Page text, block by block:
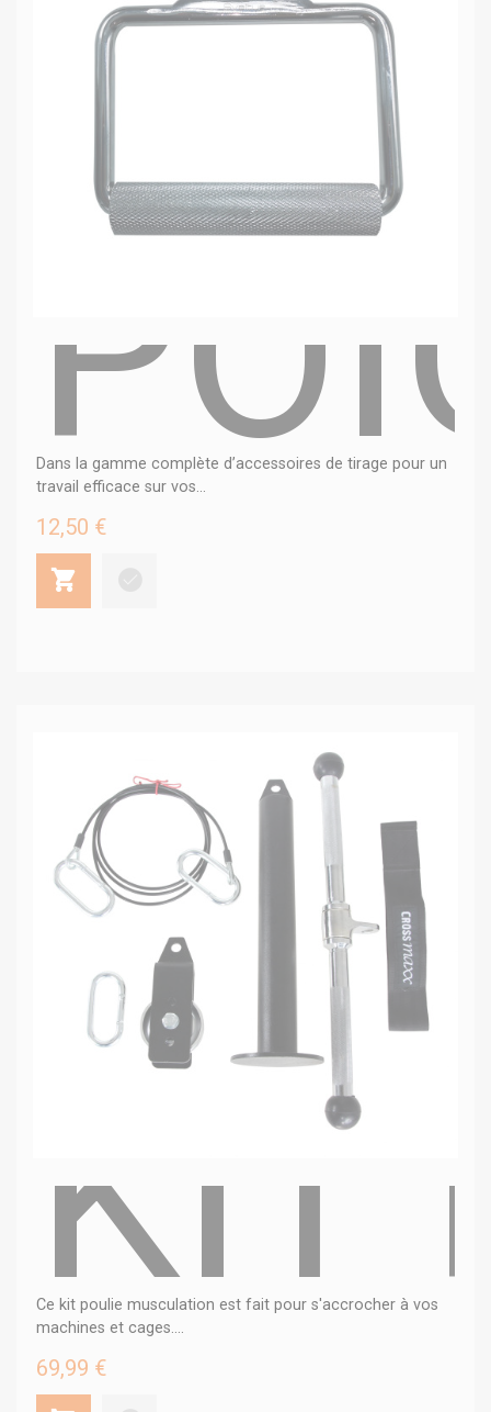
Dans la gamme complète d’accessoires de tirage pour un
travail efficace sur vos...
12,50 €
KIT
Ce kit poulie musculation est fait pour s'accrocher à vos
machines et cages....
69,99 €